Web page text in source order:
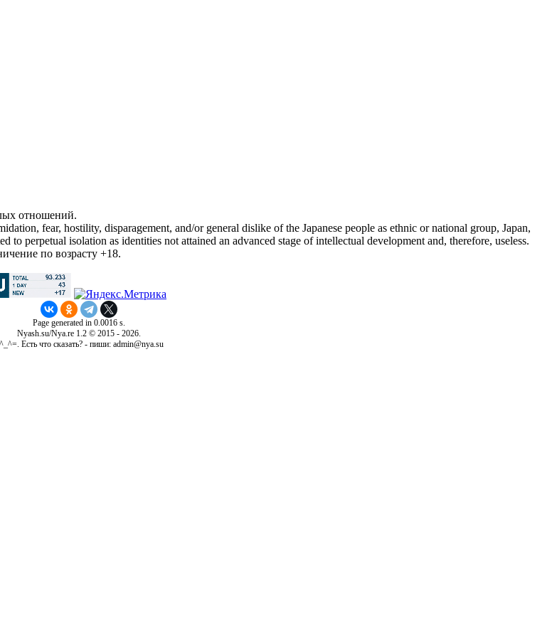
отношений.
fear, hostility, disparagement, and/or general dislike of the Japanese people as ethnic or national group, Japan,
to perpetual isolation as identities not attained an advanced stage of intellectual development and, therefore, useless.
по возрасту +18.
Page generated in 0.0016 s.
Nyash.su/Nya.re 1.2 © 2015 - 2026.
Есть что сказать? - пиши: admin@nya.su